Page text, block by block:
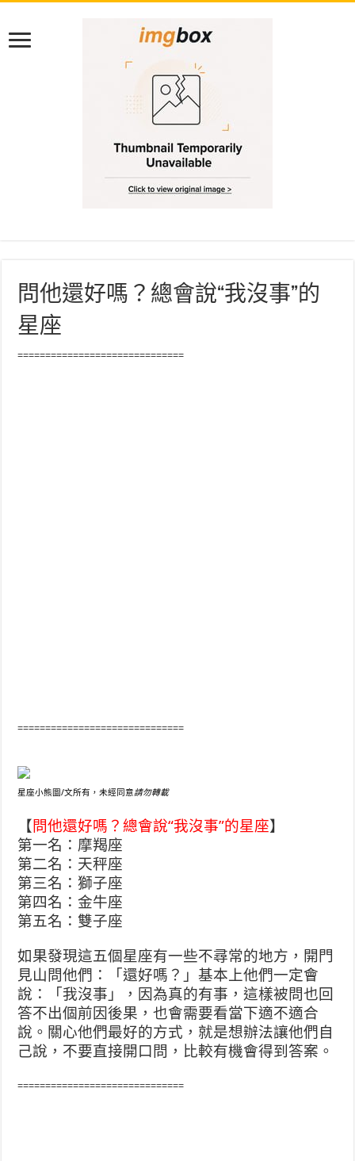
問他還好嗎？總會說“我沒事”的
星座
==============================
==============================
星座小熊圖/文所有，未經同意請勿轉載
【 問他還好嗎？總會說“我沒事”的星座】
第一名：摩羯座
第二名：天秤座
第三名：獅子座
第四名：金牛座
第五名：雙子座
如果發現這五個星座有一些不尋常的地方，開門
見山問他們：「還好嗎？」基本上他們一定會
說：「我沒事」，因為真的有事，這樣被問也回
答不出個前因後果，也會需要看當下適不適合
說。關心他們最好的方式，就是想辦法讓他們自
己說，不要直接開口問，比較有機會得到答案。
==============================